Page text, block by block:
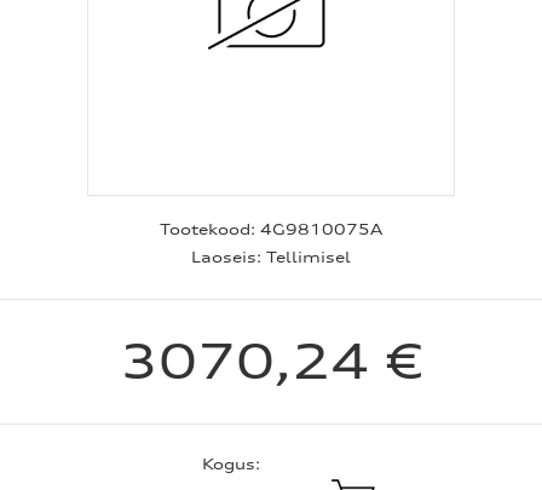
Tootekood: 4G9810075A
Laoseis: Tellimisel
3070,24 €
Kogus: